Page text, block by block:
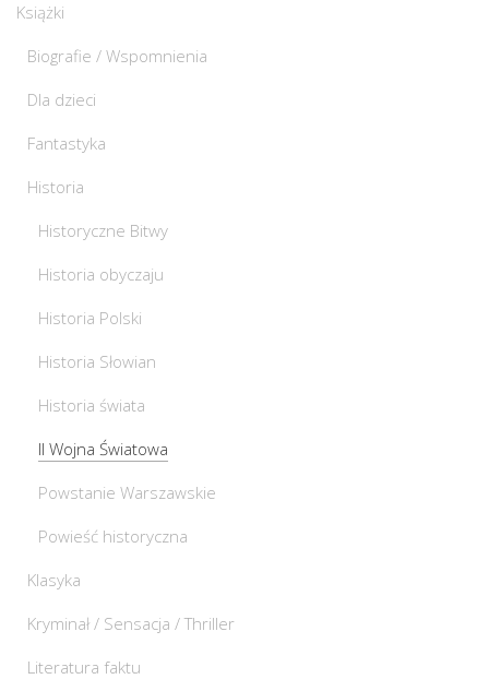
Książki
Biografie / Wspomnienia
Dla dzieci
Fantastyka
Historia
Historyczne Bitwy
Historia obyczaju
Historia Polski
Historia Słowian
Historia świata
II Wojna Światowa
Powstanie Warszawskie
Powieść historyczna
Klasyka
Kryminał / Sensacja / Thriller
Literatura faktu